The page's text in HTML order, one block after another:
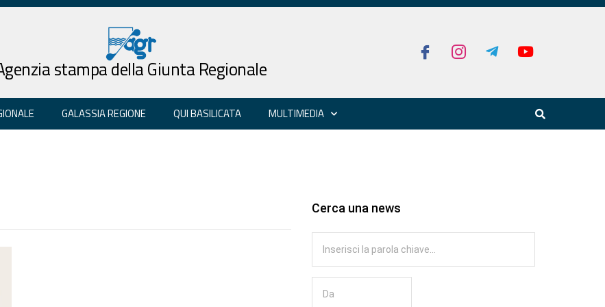
stampa della Giunta Regionale
GALASSIA REGIONE QUI BASILICATA MULTIMEDIA
Cerca una news